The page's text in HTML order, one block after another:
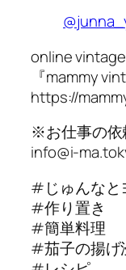
online
『mammy
https://
※お仕事の依
info@i-
#じゅんなと
#作り置き
#簡単料理
#茄子の揚げ